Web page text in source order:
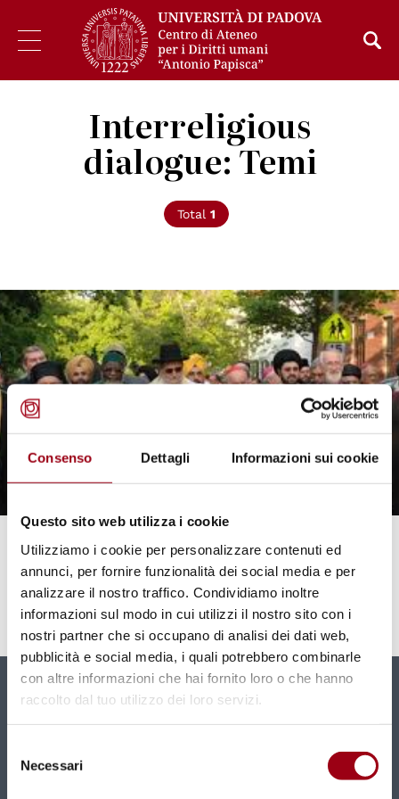
Consenso Dettagli Informazioni sui cookie
Questo sito web utilizza i cookie
Utilizziamo i cookie per personalizzare contenuti ed
annunci, per fornire funzionalità dei social media e per
analizzare il nostro traffico. Condividiamo inoltre
informazioni sul modo in cui utilizzi il nostro sito con i
nostri partner che si occupano di analisi dei dati web,
pubblicità e social media, i quali potrebbero combinarle
con altre informazioni che hai fornito loro o che hanno
raccolto dal tuo utilizzo dei loro servizi.
delNecessari
Interreligious
dialogue: Temi
Total 1
© UCAN Spirituality
RELIGIONS
Interreligious Dialogue
01.01.2024
Newsletter